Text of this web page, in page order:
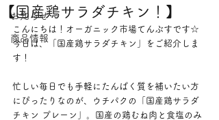
お知らせ
商品情報
【国産鶏サラダチキン！】
こんにちは！オーガニック市場てんぶすです☆
今日は、「国産鶏サラダチキン」をご紹介しま
す！
忙しい毎日でも手軽にたんぱく質を補いたい方
にぴったりなのが、ウチパクの「国産鶏サラダ
チキン プレーン」。国産の鶏むね肉と食塩のみ